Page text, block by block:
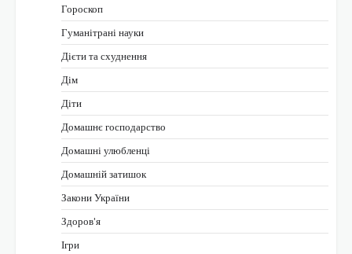
Гороскоп
Гуманітрані науки
Дієти та схуднення
Дім
Діти
Домашнє господарство
Домашні улюбленці
Домашній затишок
Закони України
Здоров'я
Ігри